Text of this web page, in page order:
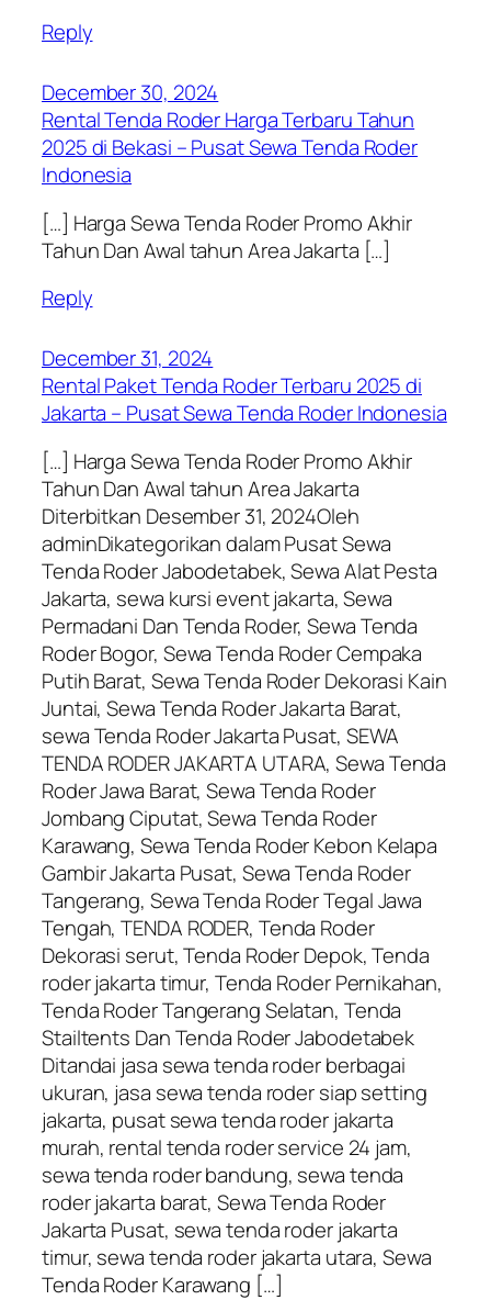
Reply
December 30, 2024
Rental Tenda Roder Harga Terbaru Tahun
2025 di Bekasi – Pusat Sewa Tenda Roder
Indonesia
[…] Harga Sewa Tenda Roder Promo Akhir
Tahun Dan Awal tahun Area Jakarta […]
Reply
December 31, 2024
Rental Paket Tenda Roder Terbaru 2025 di
Jakarta – Pusat Sewa Tenda Roder Indonesia
[…] Harga Sewa Tenda Roder Promo Akhir
Tahun Dan Awal tahun Area Jakarta
Diterbitkan Desember 31, 2024Oleh
adminDikategorikan dalam Pusat Sewa
Tenda Roder Jabodetabek, Sewa Alat Pesta
Jakarta, sewa kursi event jakarta, Sewa
Permadani Dan Tenda Roder, Sewa Tenda
Roder Bogor, Sewa Tenda Roder Cempaka
Putih Barat, Sewa Tenda Roder Dekorasi Kain
Juntai, Sewa Tenda Roder Jakarta Barat,
sewa Tenda Roder Jakarta Pusat, SEWA
TENDA RODER JAKARTA UTARA, Sewa Tenda
Roder Jawa Barat, Sewa Tenda Roder
Jombang Ciputat, Sewa Tenda Roder
Karawang, Sewa Tenda Roder Kebon Kelapa
Gambir Jakarta Pusat, Sewa Tenda Roder
Tangerang, Sewa Tenda Roder Tegal Jawa
Tengah, TENDA RODER, Tenda Roder
Dekorasi serut, Tenda Roder Depok, Tenda
roder jakarta timur, Tenda Roder Pernikahan,
Tenda Roder Tangerang Selatan, Tenda
Stailtents Dan Tenda Roder Jabodetabek
Ditandai jasa sewa tenda roder berbagai
ukuran, jasa sewa tenda roder siap setting
jakarta, pusat sewa tenda roder jakarta
murah, rental tenda roder service 24 jam,
sewa tenda roder bandung, sewa tenda
roder jakarta barat, Sewa Tenda Roder
Jakarta Pusat, sewa tenda roder jakarta
timur, sewa tenda roder jakarta utara, Sewa
Tenda Roder Karawang […]